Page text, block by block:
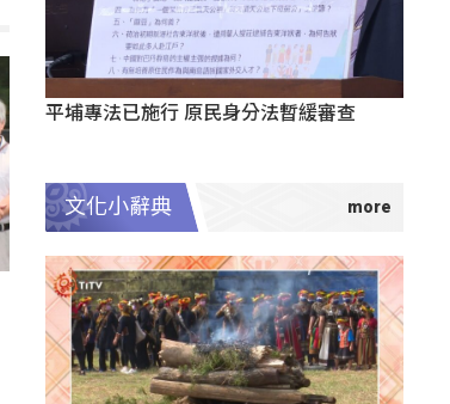
平埔專法已施行 原民身分法暫緩審查
文化小辭典